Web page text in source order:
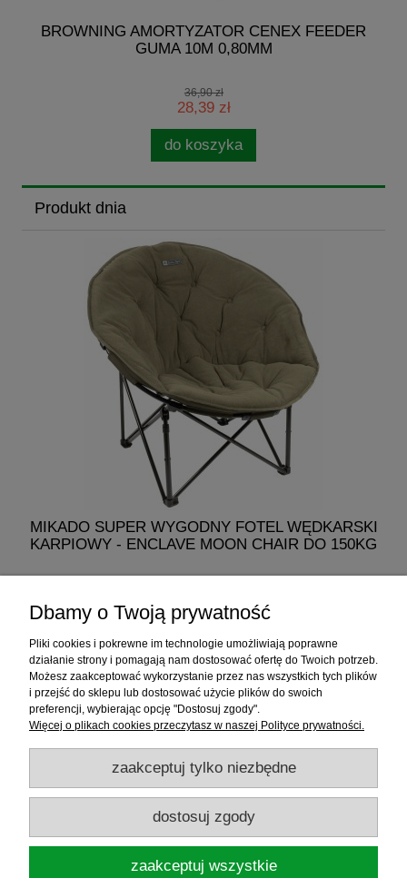
BROWNING AMORTYZATOR CENEX FEEDER
GUMA 10M 0,80MM
36,90 zł
28,39 zł
do koszyka
Produkt dnia
MIKADO SUPER WYGODNY FOTEL WĘDKARSKI
KARPIOWY - ENCLAVE MOON CHAIR DO 150KG
do koszyka
Informacje
Sklep internetowy
RATY
Promocje
Sklep Wędkarski ELDORADOul.Warszawska 35, 05-092 Łomianki, woj.
Dbamy o Twoją prywatność
Pliki cookies i pokrewne im technologie umożliwiają poprawne
działanie strony i pomagają nam dostosować ofertę do Twoich potrzeb.
Możesz zaakceptować wykorzystanie przez nas wszystkich tych plików
i przejść do sklepu lub dostosować użycie plików do swoich
preferencji, wybierając opcję "Dostosuj zgody".
Więcej o plikach cookies przeczytasz w naszej Polityce prywatności.
zaakceptuj tylko niezbędne
dostosuj zgody
zaakceptuj wszystkie